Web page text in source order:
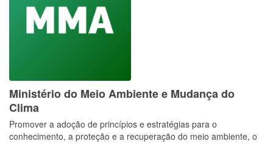
Ministério do Meio Ambiente e Mudança do
Clima
Promover a adoção de princípios e estratégias para o
conhecimento, a proteção e a recuperação do meio ambiente, o